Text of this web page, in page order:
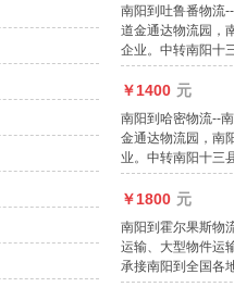
南阳到吐鲁番物流
道金通达物流园，
企业。中转南阳十
￥1400 元
南阳到哈密物流--
金通达物流园，南
业。中转南阳十三
￥1800 元
南阳到霍尔果斯物
运输、大型物件运
承接南阳到全国各